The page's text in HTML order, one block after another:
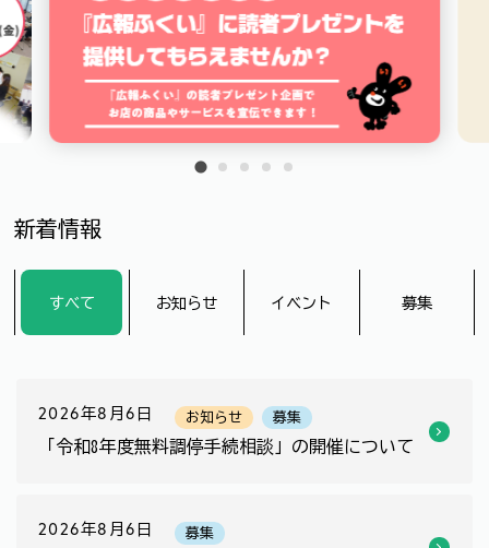
新着情報
すべて お知らせ イベント 募集
2026年8月6日 お知らせ 募集
「令和8年度無料調停手続相談」の開催について
2026年8月6日 募集